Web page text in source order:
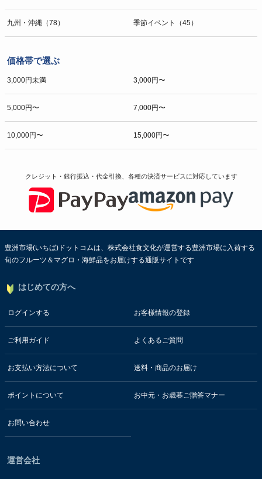
九州・沖縄（78） 季節イベント（45）
価格帯で選ぶ
3,000円未満 3,000円〜
5,000円〜 7,000円〜
10,000円〜 15,000円〜
クレジット・銀行振込・代金引換、各種の決済サービスに対応しています
豊洲市場(いちば)ドットコムは、株式会社食文化が運営する豊洲市場に入荷する
旬のフルーツ＆マグロ・海鮮品をお届けする通販サイトです
はじめての方へ
ログインする お客様情報の登録
ご利用ガイド よくあるご質問
お支払い方法について 送料・商品のお届け
ポイントについて お中元・お歳暮ご贈答マナー
お問い合わせ
運営会社